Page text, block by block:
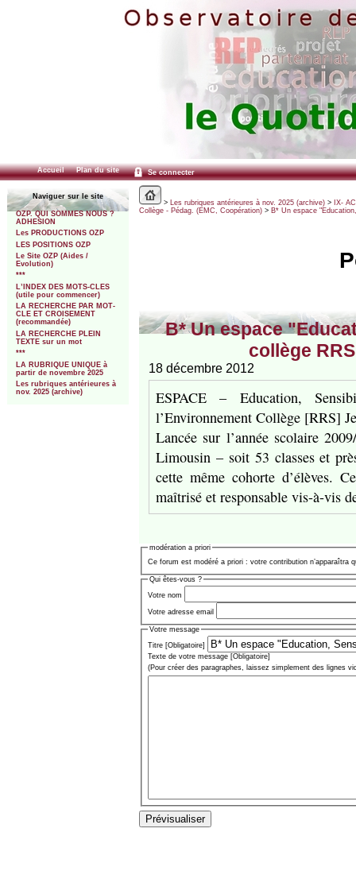
Accueil Plan du site Se connecter
Naviguer sur le site
OZP. QUI SOMMES NOUS ?
ADHESION
Les PRODUCTIONS OZP
LES POSITIONS OZP
Le Site OZP (Aides /
Evolution)
***
L’INDEX DES MOTS-CLES
(utile pour commencer)
LA RECHERCHE PAR MOT-
CLE ET CROISEMENT
(recommandée)
LA RECHERCHE PLEIN
TEXTE sur un mot
***
LA RUBRIQUE UNIQUE à
partir de novembre 2025
Les rubriques antérieures à
nov. 2025 (archive)
> Les rubriques antérieures à nov. 2025 (archive)> IX-
Collège - Pédag. (EMC, Coopération)> B* Un espace
B* Un espace
collège
18 décembre 2012
ESPACE – Education,
l’Environnement Collège [RRS]
Lancée sur l’année scolaire
Limousin – soit 53 classes et
cette même cohorte d’élèves.
maîtrisé et responsable vis-à-vis
modération a priori
Ce forum est modéré a priori : votre contribution n’apparaîtra
Qui êtes-vous ?
Votre nom
Votre adresse email
Votre message
Titre [Obligatoire]
Texte de votre message [Obligatoire]
(Pour créer des paragraphes, laissez simplement des lignes